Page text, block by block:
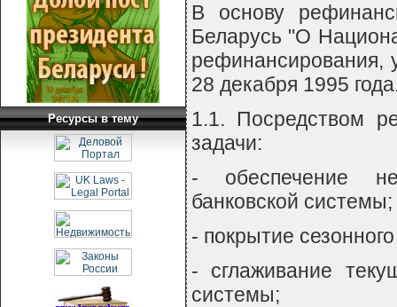
Ресурсы в тему
В основу
Беларусь "О
рефинансирования,
28 декабря 1995
1.1. Посредством
задачи:
- обеспечение
банковской системы;
- покрытие
- сглаживание
системы;